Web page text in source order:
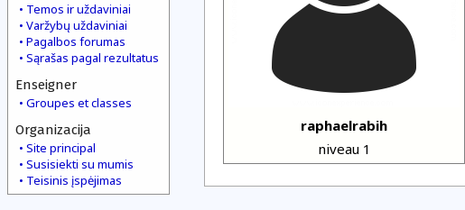
Temos ir uždaviniai
Varžybų uždaviniai
Pagalbos forumas
Sąrašas pagal rezultatus
Enseigner
Groupes et classes
Organizacija
Site principal
Susisiekti su mumis
Teisinis įspėjimas
raphaelrabih
niveau 1